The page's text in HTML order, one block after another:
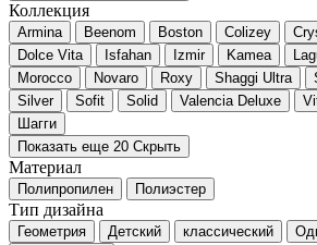
Коллекция
Armina Beenom Boston Colizey
Dolce Vita
Isfahan Izmir Kamea
Morocco
Novaro Roxy Shaggi Ultra
Silver
Sofit Solid Valencia Deluxe
Шагги
Показать еще 20 Скрыть
Материал
Полипропилен Полиэстер
Тип дизайна
Геометрия Детский классический